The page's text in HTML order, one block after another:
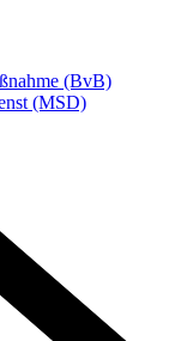
(BvB)
(MSD)